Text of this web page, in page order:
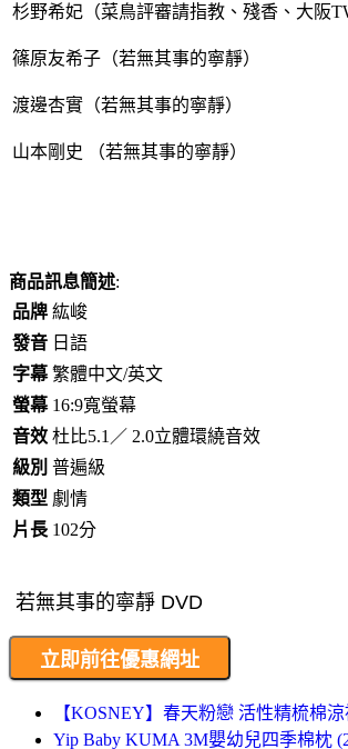
杉野希妃（菜鳥評審請指教、殘香、大阪
篠原友希子（若無其事的寧靜）
渡邊杏實（若無其事的寧靜）
山本剛史 （若無其事的寧靜）
商品訊息簡述:
品牌 紘峻
發音 日語
字幕 繁體中文/英文
螢幕 16:9寬螢幕
音效 杜比5.1／ 2.0立體環繞音效
級別 普遍級
類型 劇情
片長 102分
【KOSNEY】春天粉戀 活性精梳棉
Yip Baby KUMA 3M嬰幼兒四季棉枕